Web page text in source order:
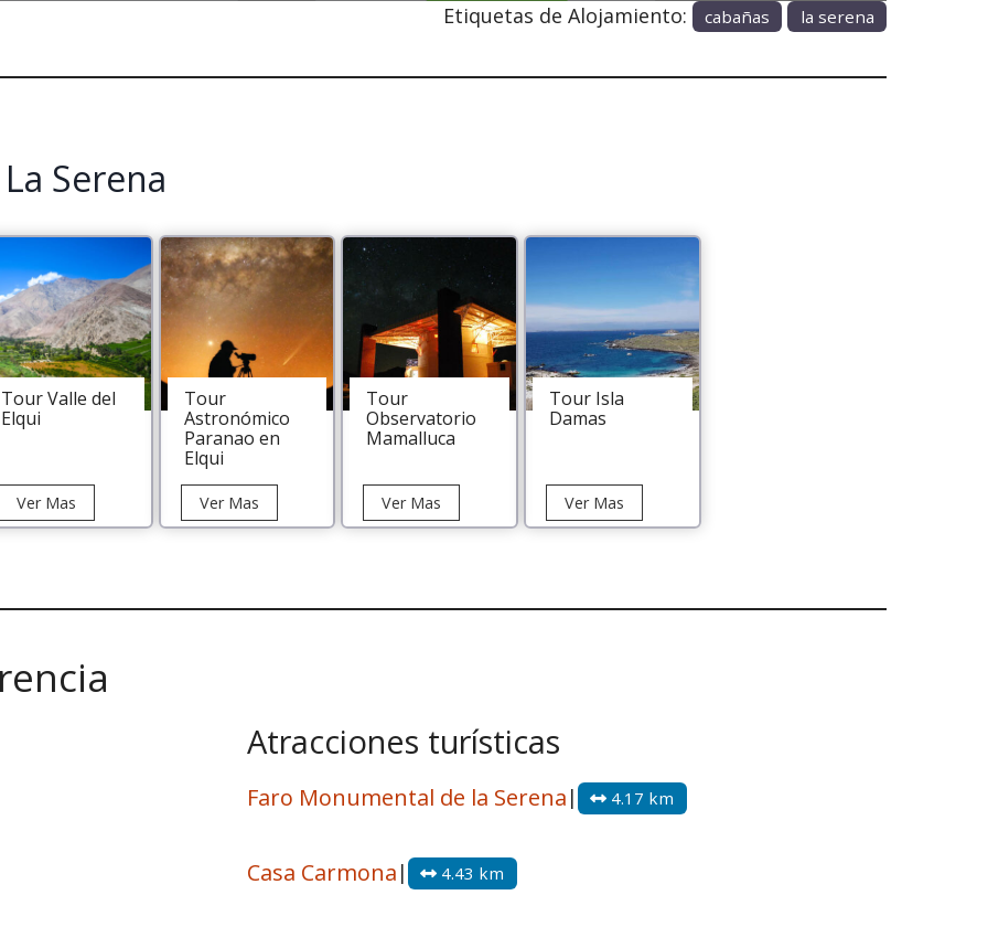
Etiquetas de Alojamiento: cabañas la serena
Serena
Tour Valle del
Elqui
Ver MasTour
Valle
Tour
Astronómico
Paranao en
Elqui
Ver MasTour
Astronómico
Tour
Observatorio
Mamalluca
Ver Mas
Observatorio
Tour Isla
Damas
Ver Mas
Isla
Atracciones turísticas
Faro Monumental de la Serena | 4.17 km
Casa Carmona | 4.43 km